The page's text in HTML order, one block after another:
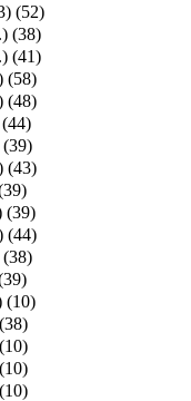
(52)
(38)
(41)
(58)
(48)
44)
(39)
(43)
39)
(39)
(44)
(38)
39)
(10)
38)
10)
10)
10)